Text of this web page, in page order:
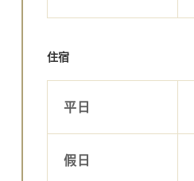
住宿
平日
假日